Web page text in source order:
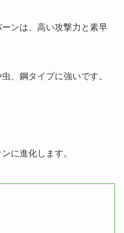
ンは、高い攻撃力と素早
、鋼タイプに強いです。
に進化します。